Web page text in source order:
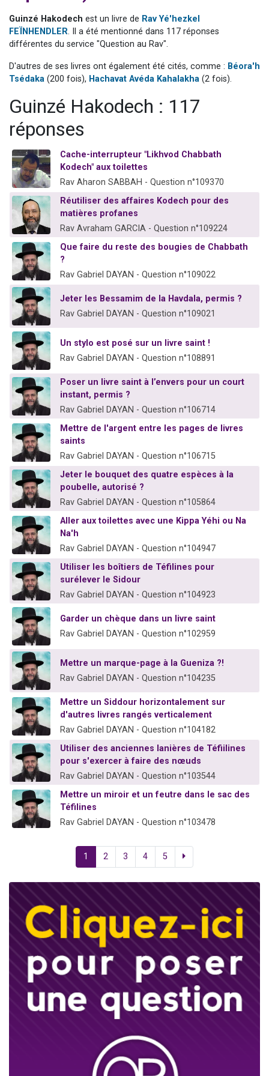
Il reste 49 places pour étudier en groupe sur Zoom
Ariel vient de donner son Maasser
Nathaniel vient de donner son Maasser
Guinzé Hakodech est un livre de Rav Yé'hezkel
FEÏNHENDLER. Il a été mentionné dans 117 réponses
différentes du service "Question au Rav".
D'autres de ses livres ont également été cités, comme : Béora'h
Tsédaka (200 fois), Hachavat Avéda Kahalakha (2 fois).
Guinzé Hakodech : 117
réponses
Cache-interrupteur "Likhvod Chabbath
Kodech" aux toilettes
Rav Aharon SABBAH - Question n°109370
Réutiliser des affaires Kodech pour des
matières profanes
Rav Avraham GARCIA - Question n°109224
Que faire du reste des bougies de Chabbath
?
Rav Gabriel DAYAN - Question n°109022
Jeter les Bessamim de la Havdala, permis ?
Rav Gabriel DAYAN - Question n°109021
Un stylo est posé sur un livre saint !
Rav Gabriel DAYAN - Question n°108891
Poser un livre saint à l’envers pour un court
instant, permis ?
Rav Gabriel DAYAN - Question n°106714
Mettre de l'argent entre les pages de livres
saints
Rav Gabriel DAYAN - Question n°106715
Jeter le bouquet des quatre espèces à la
poubelle, autorisé ?
Rav Gabriel DAYAN - Question n°105864
Aller aux toilettes avec une Kippa Yéhi ou Na
Na'h
Rav Gabriel DAYAN - Question n°104947
Utiliser les boîtiers de Téfilines pour
surélever le Sidour
Rav Gabriel DAYAN - Question n°104923
Garder un chèque dans un livre saint
Rav Gabriel DAYAN - Question n°102959
Mettre un marque-page à la Gueniza ?!
Rav Gabriel DAYAN - Question n°104235
Mettre un Siddour horizontalement sur
d'autres livres rangés verticalement
Rav Gabriel DAYAN - Question n°104182
Utiliser des anciennes lanières de Téfiilines
pour s'exercer à faire des nœuds
Rav Gabriel DAYAN - Question n°103544
Mettre un miroir et un feutre dans le sac des
Téfilines
Rav Gabriel DAYAN - Question n°103478
1 2 3 4 5